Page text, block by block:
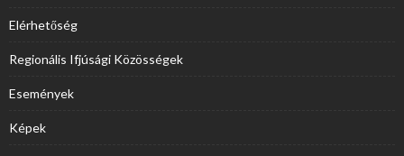
Elérhetőség
Regionális Ifjúsági Közösségek
Események
Képek